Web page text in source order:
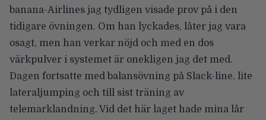
banana-Airlines jag tydligen visade prov på i den
tidigare övningen. Om han lyckades, låter jag vara
osagt, men han verkar nöjd och med en dos
värkpulver i systemet är onekligen jag det med.
Dagen fortsatte med balansövning på Slack-line, lite
lateraljumping och till sist träning av
telemarklandning. Vid det här laget hade mina lår